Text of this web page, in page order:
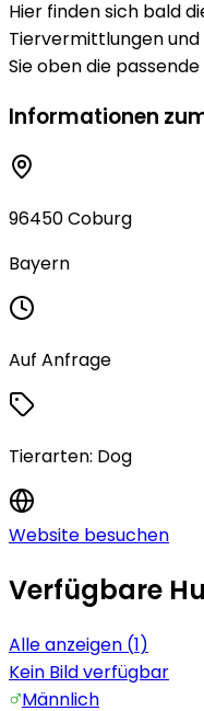
Hier finden sich bald
Tiervermittlungen
Sie oben die
Informationen
96450 Coburg
Bayern
Auf Anfrage
Tierarten: Dog
Website besuchen
Verfügbare
Alle anzeigen (1)
Kein Bild verfügbar
Männlich